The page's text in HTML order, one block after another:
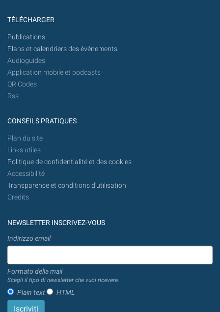
TÉLÉCHARGER
Publications
Plans et calendriers des événements
Audioguides
Application mobile et podcasts
QR Codes
Rss
CONSEILS PRATIQUES
Plan du site
Links utiles
Politique de confidentialité et des cookies
Accessibilité
Transparence et conditions d'utilisation
Credits
NEWSLETTER INSCRIVEZ-VOUS
Indirizzo email
Formato della mail
Scegli il tipo di newsletter che vuoi ricevere.
Plain text HTML